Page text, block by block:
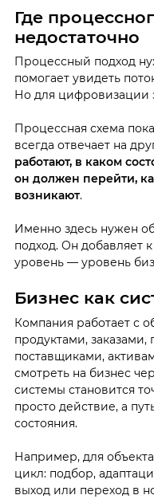
Где
недостаточно
Процессный подход
помогает увидеть
Но для цифровизации
Процессная схема
всегда отвечает на
работают, в каком
он должен перейти,
возникают.
Именно здесь нужен
подход. Он добавляет
уровень — уровень
Бизнес как
Компания работает с
продуктами,
поставщиками,
смотреть на бизнес
системы становится
просто действие, а
состояния.
Например, для
цикл: подбор,
выход или переход в